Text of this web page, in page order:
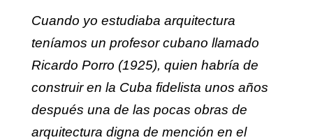
Cuando yo estudiaba arquitectura
teníamos un profesor cubano llamado
Ricardo Porro (1925), quien habría de
construir en la Cuba fidelista unos años
después una de las pocas obras de
arquitectura digna de mención en el